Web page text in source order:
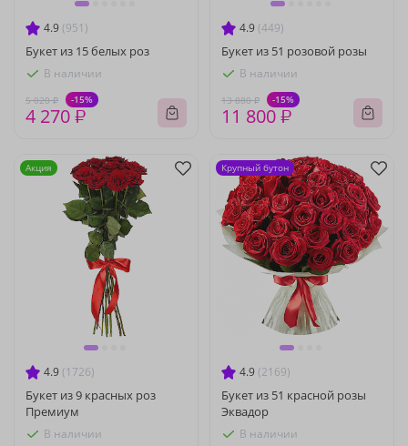
4.9 (951)
Букет из 15 белых роз
В наличии
5 020 ₽ -15%
4 270 ₽
4.9 (449)
Букет из 51 розовой розы
В наличии
13 880 ₽ -15%
11 800 ₽
4.9 (1726)
Букет из 9 красных роз
Премиум
В наличии
Акция
4.9 (2169)
Букет из 51 красной розы
Эквадор
В наличии
Крупный бутон